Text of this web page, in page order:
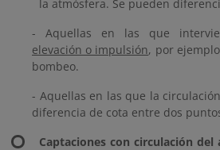
la atmósfera. Se pueden
- Aquellas en las que
elevación o impulsión, por
bombeo.
- Aquellas en las que la
diferencia de cota entre dos
Captaciones con circulación del